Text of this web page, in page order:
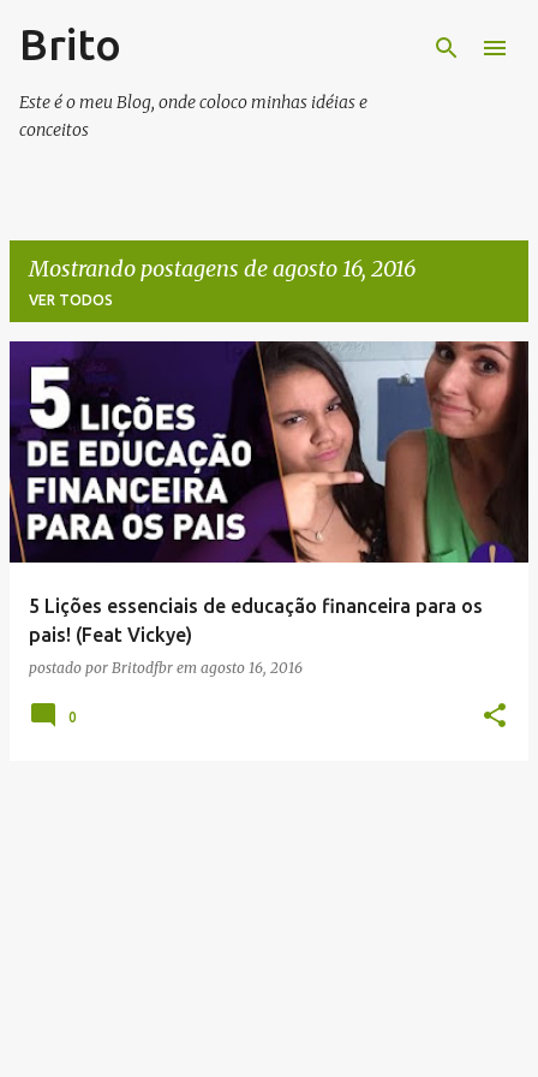
Brito
Este é o meu Blog, onde coloco minhas idéias e
conceitos
Mostrando postagens de agosto 16, 2016
VER TODOS
o
s
t
a
5 Lições essenciais de educação financeira para os
pais! (Feat Vickye)
postado por Britodfbr em agosto 16, 2016
0